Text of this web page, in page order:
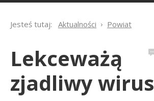
Jesteś tutaj: Aktualności Powiat
Lekceważą
zjadliwy wirus